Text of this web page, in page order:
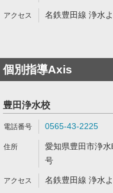
名鉄豊田線 浄水
個別指導Axis
豊田浄水校
0565-43-2225
愛知県豊田市浄
号
名鉄豊田線 浄水